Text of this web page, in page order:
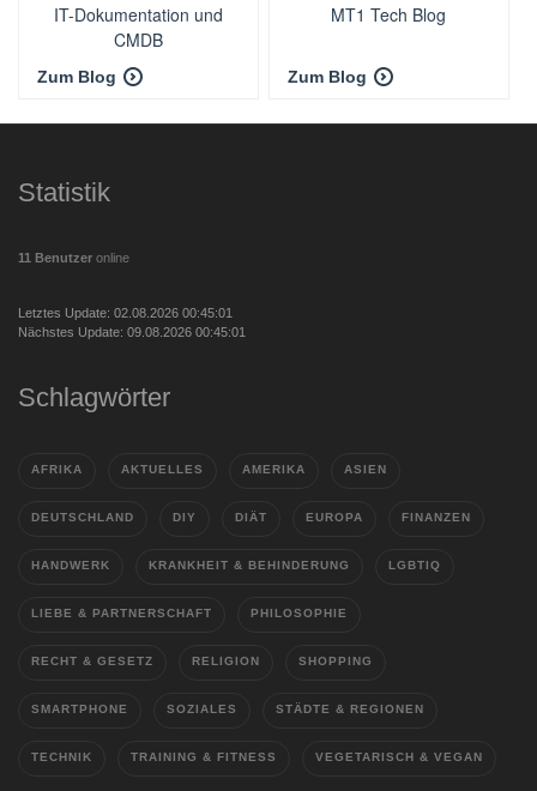
IT-Dokumentation und
CMDB
Zum Blog
MT1 Tech Blog
Zum Blog
Statistik
11 Benutzer online
Letztes Update: 02.08.2026 00:45:01
Nächstes Update: 09.08.2026 00:45:01
Schlagwörter
AFRIKA AKTUELLES AMERIKA ASIEN
DEUTSCHLAND DIY DIÄT EUROPA FINANZEN
HANDWERK KRANKHEIT & BEHINDERUNG LGBTIQ
LIEBE & PARTNERSCHAFT PHILOSOPHIE
RECHT & GESETZ RELIGION SHOPPING
SMARTPHONE SOZIALES STÄDTE & REGIONEN
TECHNIK TRAINING & FITNESS VEGETARISCH & VEGAN